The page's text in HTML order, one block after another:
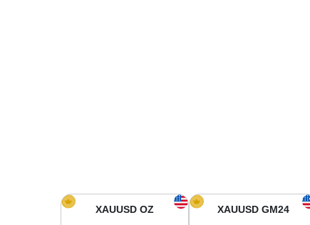
XAUUSD OZ XAUUSD GM24